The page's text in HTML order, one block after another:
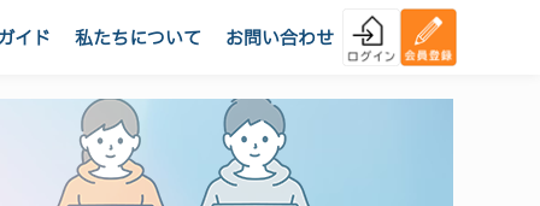
イド 私たちについて お問い合わせ